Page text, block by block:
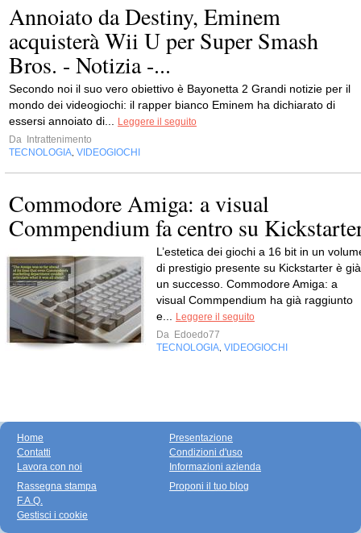
Annoiato da Destiny, Eminem
acquisterà Wii U per Super Smash
Bros. - Notizia -...
Secondo noi il suo vero obiettivo è Bayonetta 2 Grandi notizie per il
mondo dei videogiochi: il rapper bianco Eminem ha dichiarato di
essersi annoiato di...
Leggere il seguito
Da
Intrattenimento
TECNOLOGIA VIDEOGIOCHI
Commodore Amiga: a visual
Commpendium fa centro su
L’estetica dei giochi a 16 bit in un
di prestigio presente su Kickstarter è già
un successo. Commodore Amiga: a
visual Commpendium ha già raggiunto
e...
Leggere il seguito
Da Edoedo77
TECNOLOGIA VIDEOGIOCHI
Home
Contatti
Lavora con noi
Presentazione
Condizioni d'uso
Informazioni azienda
Rassegna stampa
F.A.Q.
Gestisci i cookie
Proponi il tuo blog